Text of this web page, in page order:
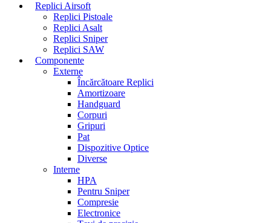
Replici Airsoft
Replici Pistoale
Replici Asalt
Replici Sniper
Replici SAW
Componente
Externe
Încărcătoare Replici
Amortizoare
Handguard
Corpuri
Gripuri
Pat
Dispozitive Optice
Diverse
Interne
HPA
Pentru Sniper
Compresie
Electronice